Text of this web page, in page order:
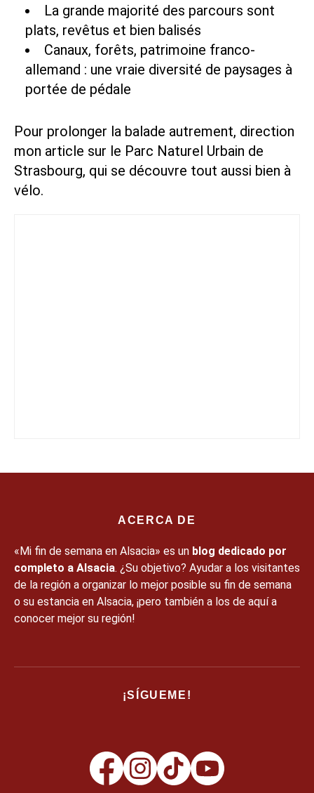
La grande majorité des parcours sont
plats, revêtus et bien balisés
Canaux, forêts, patrimoine franco-
allemand : une vraie diversité de paysages à
portée de pédale
Pour prolonger la balade autrement, direction
mon article sur le Parc Naturel Urbain de
Strasbourg, qui se découvre tout aussi bien à
vélo.
ACERCA DE
«Mi fin de semana en Alsacia» es un blog dedicado por
completo a Alsacia. ¿Su objetivo? Ayudar a los visitantes
de la región a organizar lo mejor posible su fin de semana
o su estancia en Alsacia, ¡pero también a los de aquí a
conocer mejor su región!
¡SÍGUEME!